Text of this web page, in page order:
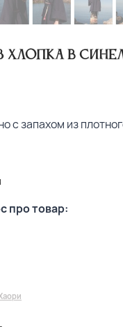
хлопка в
с запахом из
про товар: